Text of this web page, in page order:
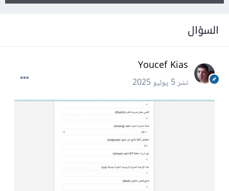
السؤال
Youcef Kias
نشر5 يوليو 2025